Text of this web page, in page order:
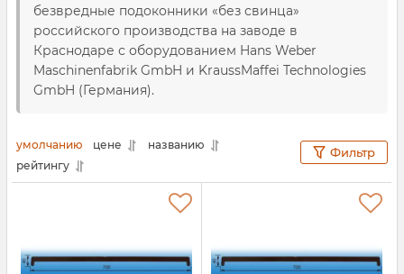
безвредные подоконники «без свинца»
российского производства на заводе в
Краснодаре с оборудованием Hans Weber
Maschinenfabrik GmbH и KraussMaffei Technologies
GmbH (Германия).
умолчанию цене
названию
рейтингу
Фильтр